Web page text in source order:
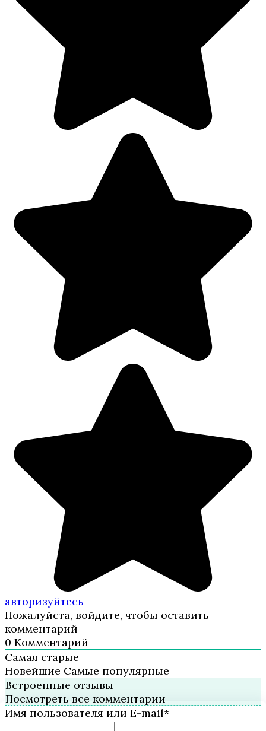
авторизуйтесь
Пожалуйста, войдите, чтобы оставить
комментарий
0 Комментарий
Самая старые
Новейшие Самые популярные
Встроенные отзывы
Посмотреть все комментарии
Имя пользователя или E-mail*